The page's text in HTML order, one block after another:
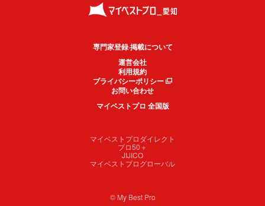
専門家登録·掲載について
運営会社
利用規約
プライバシーポリシー
お問い合わせ
マイベストプロ 全国版
マイベストプロダイレクト
プロ50＋
JIJICO
マイベストプログローバル
© My Best Pro